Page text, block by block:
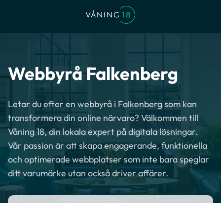
Webbyrå Falkenberg
Letar du efter en webbyrå i Falkenberg som kan
transformera din online närvaro? Välkommen till
Våning 18, din lokala expert på digitala lösningar.
Vår passion är att skapa engagerande, funktionella
och optimerade webbplatser som inte bara speglar
ditt varumärke utan också driver affärer.